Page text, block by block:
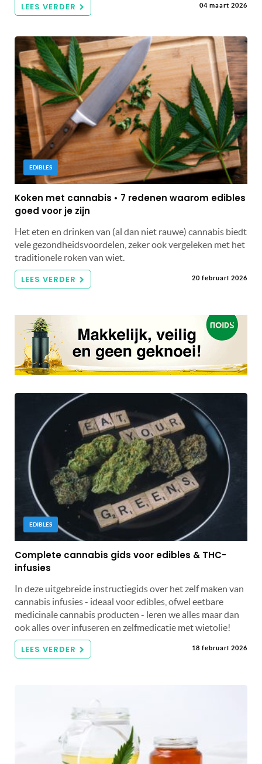
LEES VERDER 04 maart 2026
EDIBLES
Koken met cannabis • 7 redenen waarom edibles
goed voor je zijn
Het eten en drinken van (al dan niet rauwe) cannabis biedt
vele gezondheidsvoordelen, zeker ook vergeleken met het
traditionele roken van wiet.
LEES VERDER 20 februari 2026
EDIBLES
Complete cannabis gids voor edibles & THC-
infusies
In deze uitgebreide instructiegids over het zelf maken van
cannabis infusies - ideaal voor edibles, ofwel eetbare
medicinale cannabis producten - leren we alles maar dan
ook alles over infuseren en zelfmedicatie met wietolie!
LEES VERDER 18 februari 2026